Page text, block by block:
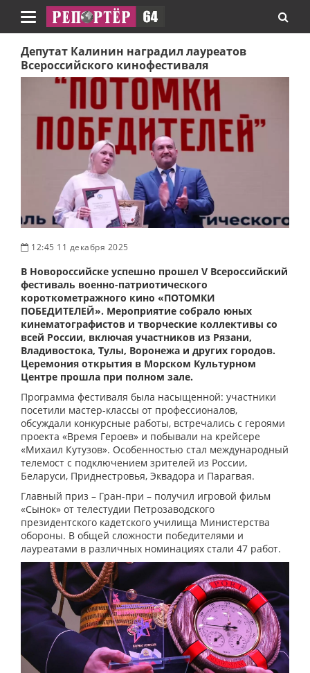
Навигация
Депутат Калинин наградил лауреатов
Всероссийского кинофестиваля
12:45 11 декабря 2025
В Новороссийске успешно прошел V Всероссийский
фестиваль военно-патриотического
короткометражного кино «ПОТОМКИ
ПОБЕДИТЕЛЕЙ». Мероприятие собрало юных
кинематографистов и творческие коллективы со
всей России, включая участников из Рязани,
Владивостока, Тулы, Воронежа и других городов.
Церемония открытия в Морском Культурном
Центре прошла при полном зале.
Программа фестиваля была насыщенной: участники
посетили мастер-классы от профессионалов,
обсуждали конкурсные работы, встречались с героями
проекта «Время Героев» и побывали на крейсере
«Михаил Кутузов». Особенностью стал международный
телемост с подключением зрителей из России,
Беларуси, Приднестровья, Эквадора и Парагвая.
Главный приз – Гран-при – получил игровой фильм
«Сынок» от телестудии Петрозаводского
президентского кадетского училища Министерства
обороны. В общей сложности победителями и
лауреатами в различных номинациях стали 47 работ.